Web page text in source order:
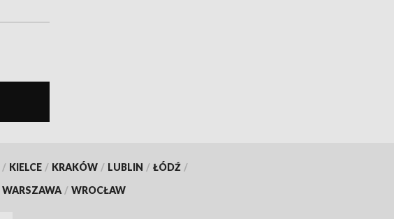
/ KIELCE / KRAKÓW / LUBLIN / ŁÓDŹ /
WARSZAWA / WROCŁAW